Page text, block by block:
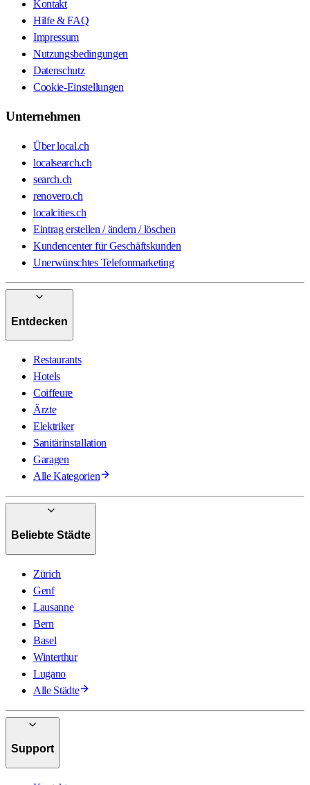
Kontakt
Hilfe & FAQ
Impressum
Nutzungsbedingungen
Datenschutz
Cookie-Einstellungen
Unternehmen
Über local.ch
localsearch.ch
search.ch
renovero.ch
localcities.ch
Eintrag erstellen / ändern / löschen
Kundencenter für Geschäftskunden
Unerwünschtes Telefonmarketing
Entdecken
Restaurants
Hotels
Coiffeure
Ärzte
Elektriker
Sanitärinstallation
Garagen
Alle Kategorien
Beliebte Städte
Zürich
Genf
Lausanne
Bern
Basel
Winterthur
Lugano
Alle Städte
Support